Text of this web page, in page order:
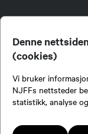
Denne
(cookies)
Vi bruker
NJFFs nettsteder
statistikk, analyse
jegere og sportsfiskere og et
fiske i Norge. Vi er en
naturpolitisk engasjement i
Lokalforeninger tilsluttet